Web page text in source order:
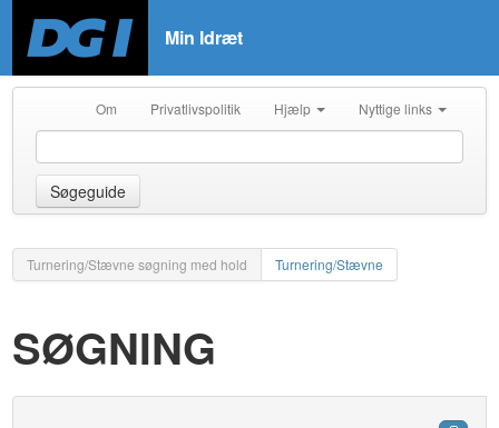
Min Idræt
Om Privatlivspolitik Hjælp Nyttige links
Søgeguide
Turnering/Stævne søgning med hold Turnering/Stævne
SØGNING